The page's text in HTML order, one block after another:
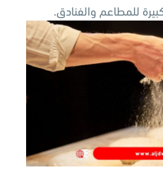
للمطاعم والفنادق.